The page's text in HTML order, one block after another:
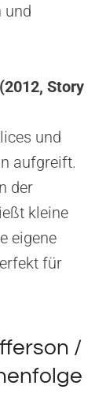
und
Story
und
aufgreift.
der
kleine
eigene
für
/